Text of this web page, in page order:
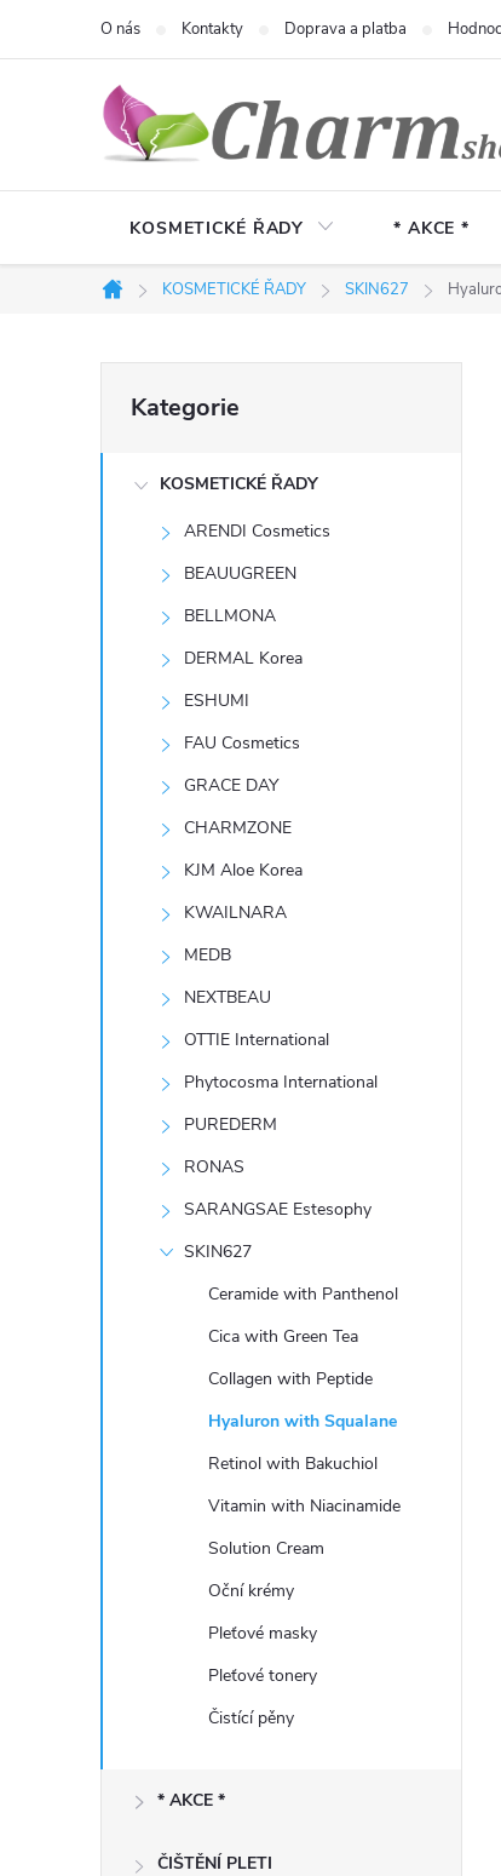
O nás Kontakty Doprava a platba
KOSMETICKÉ ŘADY * AKCE *
Domů
KOSMETICKÉ ŘADY SKIN627
o
kategorie
Kategorie
KOSMETICKÉ ŘADY
ARENDI Cosmetics
BEAUUGREEN
BELLMONA
DERMAL Korea
ESHUMI
FAU Cosmetics
GRACE DAY
CHARMZONE
KJM Aloe Korea
KWAILNARA
MEDB
NEXTBEAU
OTTIE International
Phytocosma International
PUREDERM
RONAS
SARANGSAE Estesophy
SKIN627
Ceramide with Panthenol
Cica with Green Tea
Collagen with Peptide
Hyaluron with Squalane
Retinol with Bakuchiol
Vitamin with Niacinamide
Solution Cream
Oční krémy
Pleťové masky
Pleťové tonery
Čistící pěny
* AKCE *
ČIŠTĚNÍ PLETI